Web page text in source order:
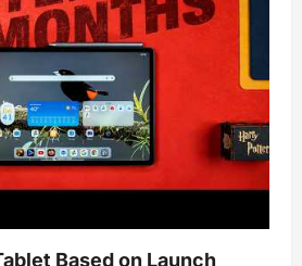
Based on Launch